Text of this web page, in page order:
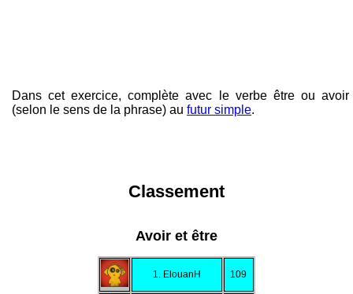
Dans cet exercice, complète avec le verbe être ou avoir
(selon le sens de la phrase) au futur simple.
Classement
Avoir et être
1. ElouanH 109